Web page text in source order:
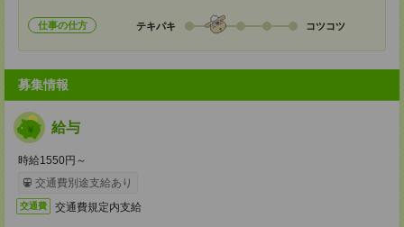
仕事の仕方 テキパキ コツコツ
募集情報
給与
時給1550円～
交通費別途支給あり
交通費 交通費規定内支給